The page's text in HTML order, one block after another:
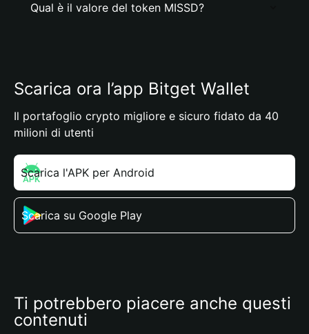
Qual è il valore del token MISSD?
Scarica ora l’app Bitget Wallet
Il portafoglio crypto migliore e sicuro fidato da 40
milioni di utenti
Scarica l'APK per Android
Scarica su Google Play
Ti potrebbero piacere anche questi
contenuti